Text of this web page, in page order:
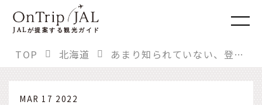
JALが提案する観光ガイド
TOP 北海道 あまり知られていない、登別の魅力に出合う。地元の声による観光ランキングBest10
MAR 17 2022